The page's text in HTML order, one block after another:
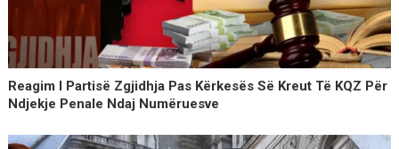
Reagim I Partisë Zgjidhja Pas Kërkesës Së Kreut Të KQZ Për
Ndjekje Penale Ndaj Numëruesve